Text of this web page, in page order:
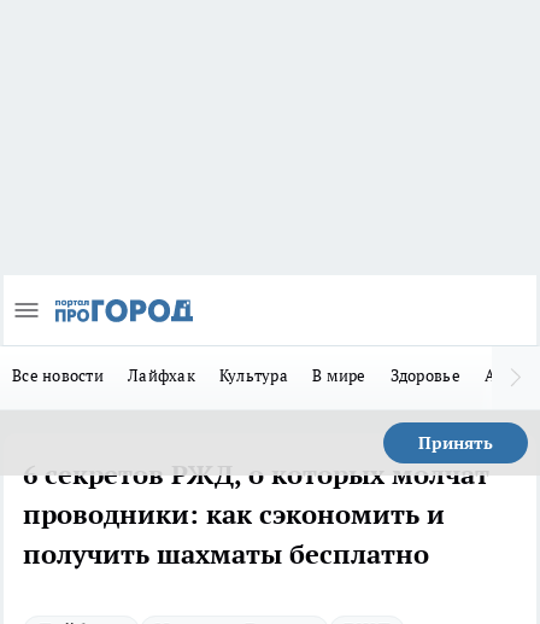
Все новости Лайфхак Культура В мире Здоровье Авто
Принять
6 секретов РЖД, о которых молчат
проводники: как сэкономить и
получить шахматы бесплатно